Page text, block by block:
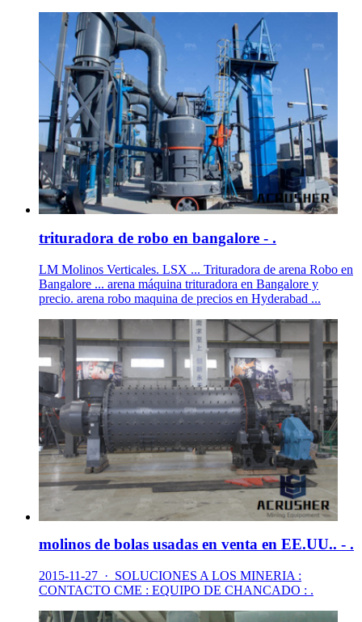
trituradora de robo en bangalore - .
LM Molinos Verticales. LSX ... Trituradora de arena Robo en
Bangalore ... arena máquina trituradora en Bangalore y
precio. arena robo maquina de precios en Hyderabad ...
molinos de bolas usadas en venta en EE.UU.. - .
2015-11-27 · SOLUCIONES A LOS MINERIA :
CONTACTO CME : EQUIPO DE CHANCADO : .